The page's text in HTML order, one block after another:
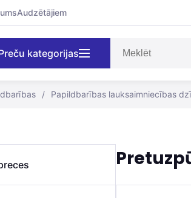
Audzētājiem
kategorijas
/ Papildbarības lauksaimniecības